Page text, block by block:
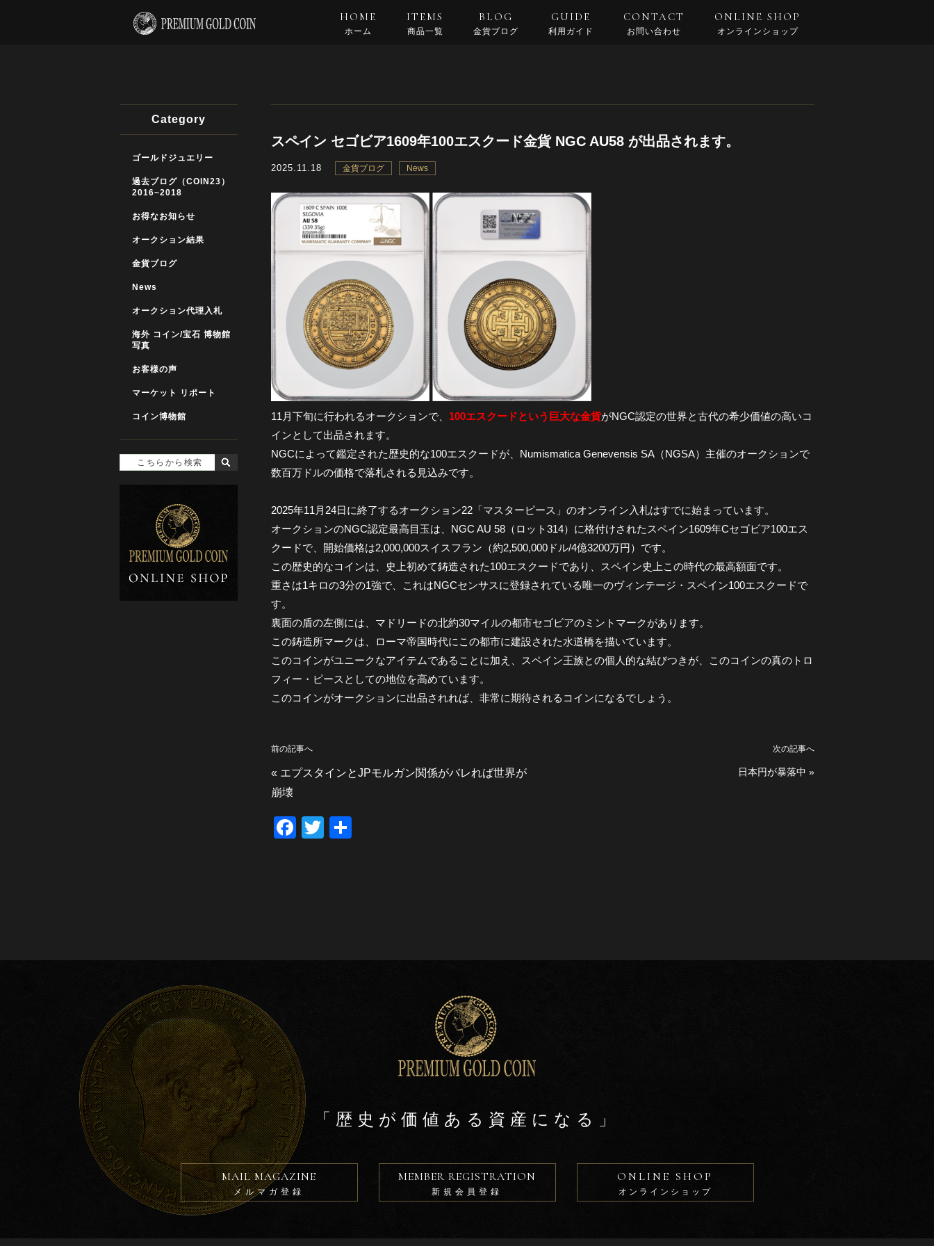
HOME
ホーム
ITEMS
商品一覧
BLOG
金貨ブログ
GUIDE
利用ガイド
CONTACT
お問い合わせ
ONLINE SHOP
オンラインショップ
スペイン セゴビア1609年100エスクード金貨 NGC AU58 が出品されます。
2025.11.18 金貨ブログ News
11月下旬に行われるオークションで、 100エスクードという巨大な金貨がNGC認定の世界と古代の希少価値の高いコ
インとして出品されます。
NGCによって鑑定された歴史的な100エスクードが、Numismatica Genevensis SA（NGSA）主催のオークションで
数百万ドルの価格で落札される見込みです。
2025年11月24日に終了するオークション22「マスターピース」のオンライン入札はすでに始まっています。
オークションのNGC認定最高目玉は、NGC AU 58（ロット314）に格付けされたスペイン1609年Cセゴビア100エス
クードで、開始価格は2,000,000スイスフラン（約2,500,000ドル/4億3200万円）です。
この歴史的なコインは、史上初めて鋳造された100エスクードであり、スペイン史上この時代の最高額面です。
重さは1キロの3分の1強で、これはNGCセンサスに登録されている唯一のヴィンテージ・スペイン100エスクードで
す。
裏面の盾の左側には、マドリードの北約30マイルの都市セゴビアのミントマークがあります。
この鋳造所マークは、ローマ帝国時代にこの都市に建設された水道橋を描いています。
このコインがユニークなアイテムであることに加え、スペイン王族との個人的な結びつきが、このコインの真のトロ
フィー・ピースとしての地位を高めています。
このコインがオークションに出品されれば、非常に期待されるコインになるでしょう。
前の記事へ
« エプスタインとJPモルガン関係がバレれば世界が
崩壊
次の記事へ
日本円が暴落中 »
F
o
T
Category
ゴールドジュエリー
過去ブログ（COIN23）
2016~2018
お得なお知らせ
オークション結果
金貨ブログ
News
オークション代理入札
海外 コイン/宝石 博物館
写真
お客様の声
マーケット リポート
コイン博物館
「歴史が価値ある資産になる」
MAIL MAGAZINE
メルマガ登録
MEMBER REGISTRATION
新規会員登録
ONLINE SHOP
オンラインショップ